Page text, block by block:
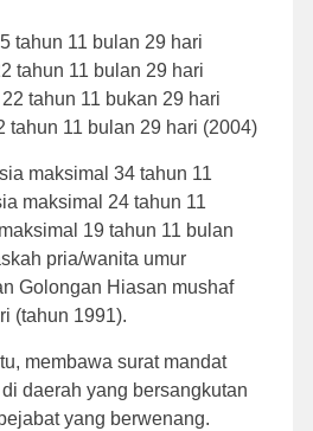
tahun 11 bulan 29 hari
tahun 11 bulan 29 hari
tahun 11 bukan 29 hari
tahun 11 bulan 29 hari (2004)
maksimal 34 tahun 11
maksimal 24 tahun 11
19 tahun 11 bulan
pria/wanita umur
Golongan Hiasan mushaf
(tahun 1991).
membawa surat mandat
daerah yang bersangkutan
yang berwenang.